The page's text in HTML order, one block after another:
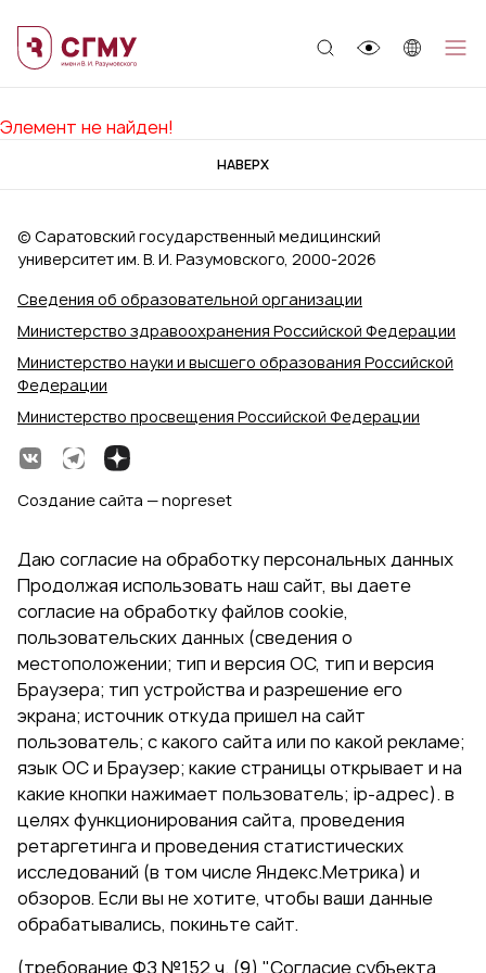
Элемент не найден!
НАВЕРХ
Сведения об образовательной организации
Министерство здравоохранения Российской Федерации
Министерство науки и высшего образования Российской
Федерации
Министерство просвещения Российской Федерации
© Саратовский государственный медицинский
университет им. В. И. Разумовского, 2000‑2026
Создание сайта — nopreset
Даю согласие на обработку персональных данных
Продолжая использовать наш сайт, вы даете
согласие на обработку файлов cookie,
пользовательских данных (сведения о
местоположении; тип и версия ОС, тип и версия
Браузера; тип устройства и разрешение его
экрана; источник откуда пришел на сайт
пользователь; с какого сайта или по какой рекламе;
язык ОС и Браузер; какие страницы открывает и на
какие кнопки нажимает пользователь; ip-адрес). в
целях функционирования сайта, проведения
ретаргетинга и проведения статистических
исследований (в том числе Яндекс.Метрика) и
обзоров. Если вы не хотите, чтобы ваши данные
обрабатывались, покиньте сайт.
(требование ФЗ №152 ч. (9) "Согласие субъекта